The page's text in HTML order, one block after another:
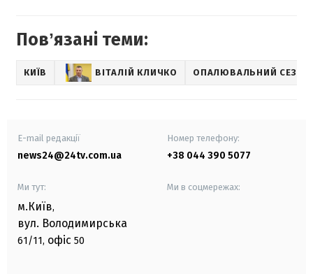
Повʼязані теми:
КИЇВ ВІТАЛІЙ КЛИЧКО ОПАЛЮВАЛЬНИЙ СЕЗОН
E-mail редакції
news24@24tv.com.ua
Номер телефону:
+38 044 390 5077
Ми тут:
м.Київ,
вул. Володимирська
61/11, офіс 50
Ми в соцмережах: